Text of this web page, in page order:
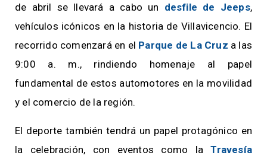
de abril se llevará a cabo un desfile de Jeeps,
vehículos icónicos en la historia de Villavicencio. El
recorrido comenzará en el Parque de La Cruz a las
9:00 a. m., rindiendo homenaje al papel
fundamental de estos automotores en la movilidad
y el comercio de la región.
El deporte también tendrá un papel protagónico en
la celebración, con eventos como laTravesía